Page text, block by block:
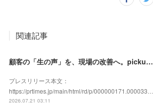
関連記事
顧客の「生の声」を、現場の改善へ。pickupon、実践型「DX人材育成研修」の提供を開始
プレスリリース本文：
https://prtimes.jp/main/html/rd/p/000000171.000033…
2026.07.21 03:11